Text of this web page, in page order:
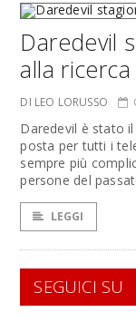
Daredevil
alla
DI LEO LORUSSO
Daredevil è stato
posta per tutti i
sempre più
persone del
LEGGI
SEGUICI SU